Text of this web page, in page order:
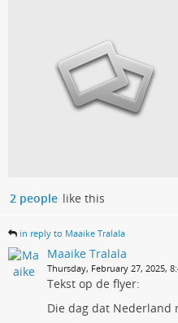
2 people like this
in reply to Maaike Tralala
Maaike Tralala
Thursday, February 27, 2025,
Tekst op de flyer:
Die dag dat Nederland